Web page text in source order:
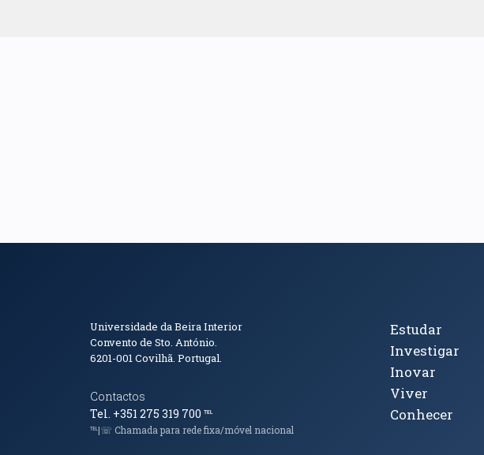
Informações de Contacto
Universidade da Beira Interior
Convento de Sto. António.
6201-001Covilhã. Portugal.
Contactos
Tel. +351 275 319 700 ℡
℡|☏ Chamada para rede fixa/móvel nacional
Estudar
Investigar
Inovar
Viver
Conhecer